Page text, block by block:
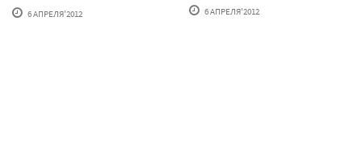
6 АПРЕЛЯ'2012 6 АПРЕЛЯ'2012